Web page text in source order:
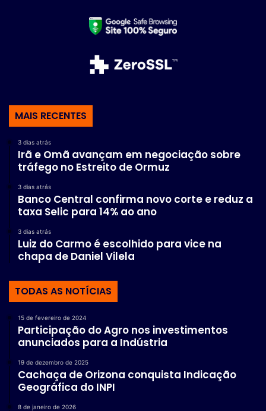
MAIS RECENTES
3 dias atrás
Irã e Omã avançam em negociação sobre
tráfego no Estreito de Ormuz
3 dias atrás
Banco Central confirma novo corte e reduz a
taxa Selic para 14% ao ano
3 dias atrás
Luiz do Carmo é escolhido para vice na
chapa de Daniel Vilela
TODAS AS NOTÍCIAS
15 de fevereiro de 2024
Participação do Agro nos investimentos
anunciados para a Indústria
19 de dezembro de 2025
Cachaça de Orizona conquista Indicação
Geográfica do INPI
8 de janeiro de 2026